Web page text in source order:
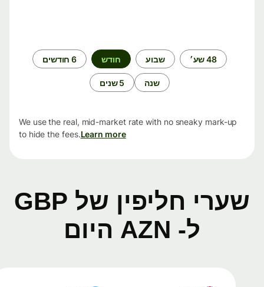
48 שע׳ שבוע חודש 6 חודשים
שנה 5 שנים
We use the real, mid-market rate with no sneaky mark-up
to hide the fees.Learn more
שערי חליפין של GBP
ל- AZN היום